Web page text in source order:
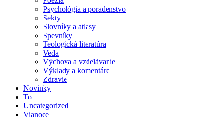
Psychológia a poradenstvo
Sekty
Slovníky a atlasy
Spevníky
Teologická literatúra
Veda
Výchova a vzdelávanie
Výklady a komentáre
Zdravie
Novinky
To
Uncategorized
Vianoce